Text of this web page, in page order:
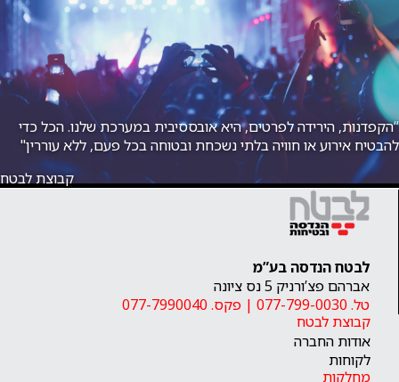
“הקפדנות, הירידה לפרטים, היא אובססיבית במערכת שלנו. הכל כדי
להבטיח אירוע או חוויה בלתי נשכחת ובטוחה בכל פעם, ללא עוררין"
קבוצת לבטח
לבטח הנדסה בע”מ
אברהם פצ’ורניק 5 נס ציונה
טל. 077-799-0030
| פקס. 077-7990040
קבוצת לבטח
אודות החברה
לקוחות
מחלקות